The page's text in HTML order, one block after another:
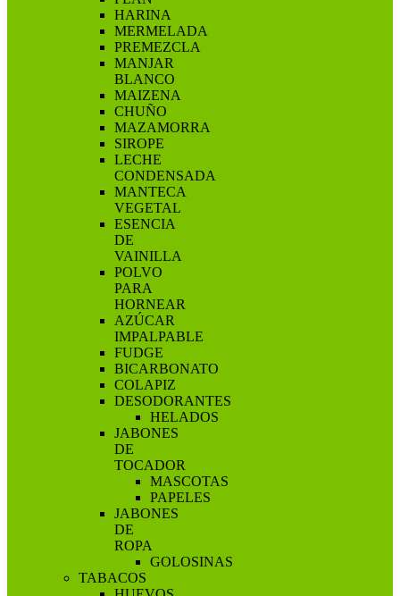
HARINA
MERMELADA
PREMEZCLA
MANJAR
BLANCO
MAIZENA
CHUÑO
MAZAMORRA
SIROPE
LECHE
CONDENSADA
MANTECA
VEGETAL
ESENCIA
DE
VAINILLA
POLVO
PARA
HORNEAR
AZÚCAR
IMPALPABLE
FUDGE
BICARBONATO
COLAPIZ
DESODORANTES
HELADOS
JABONES
DE
TOCADOR
MASCOTAS
PAPELES
JABONES
DE
ROPA
GOLOSINAS
TABACOS